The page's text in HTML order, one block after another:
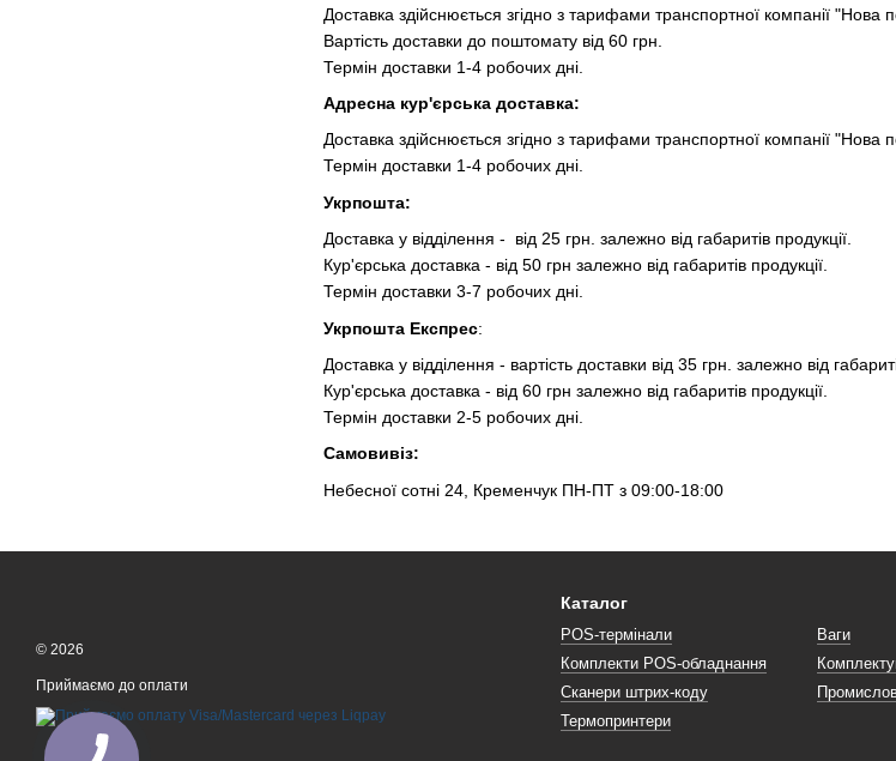
Доставка здійснюється згідно з тарифами транспортної компанії "Нова
Вартість доставки до поштомату від 60 грн.
Термін доставки 1-4 робочих дні.
Адресна кур'єрська доставка:
Доставка здійснюється згідно з тарифами транспортної компанії "Нова
Термін доставки 1-4 робочих дні.
Укрпошта:
Доставка у відділення - від 25 грн. залежно від габаритів продукції.
Кур'єрська доставка - від 50 грн залежно від габаритів продукції.
Термін доставки 3-7 робочих дні.
Укрпошта Експрес:
Доставка у відділення - вартість доставки від 35 грн. залежно від
Кур'єрська доставка - від 60 грн залежно від габаритів продукції.
Термін доставки 2-5 робочих дні.
Самовивіз:
Небесної сотні 24, Кременчук ПН-ПТ з 09:00-18:00
© 2026
Приймаємо до оплати
Каталог
POS-термінали
Комплекти POS-обладнання
Сканери штрих-коду
Термопринтери
Ваги